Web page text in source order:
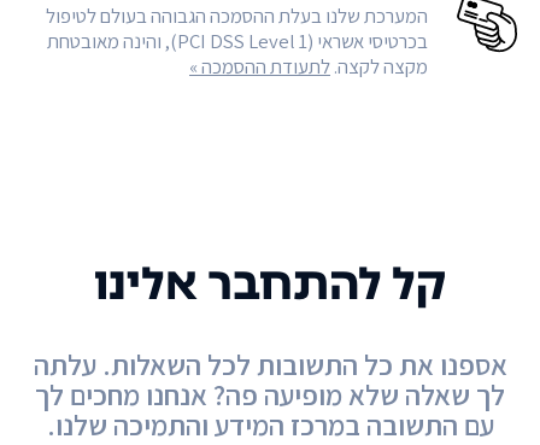
המערכת שלנו בעלת ההסמכה הגבוהה בעולם לטיפול
בכרטיסי אשראי (PCI DSS Level 1), והינה מאובטחת
מקצה לקצה.לתעודת ההסמכה »
קל להתחבר אלינו
אספנו את כל התשובות לכל השאלות. עלתה
לך שאלה שלא מופיעה פה? אנחנו מחכים לך
עם התשובה במרכז המידע והתמיכה שלנו.